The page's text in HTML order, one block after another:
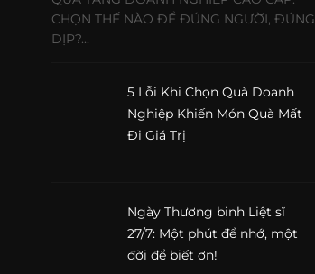
CHỌN THẾ NÀO ĐỂ ĐÚNG NGƯỜI, ĐÚNG
DỊP?...
5 Lỗi Khi Chọn Quà Doanh
Nghiệp Khiến Món Quà Mất
Đi Giá Trị
Ngày Thương binh Liệt sĩ
27/7: Một phút để nhớ, một
đời để biết ơn!